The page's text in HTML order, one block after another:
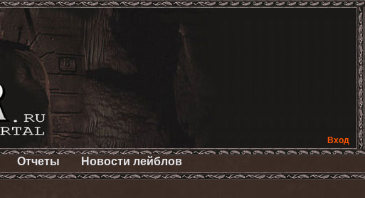
Вход
Отчеты Новости лейблов